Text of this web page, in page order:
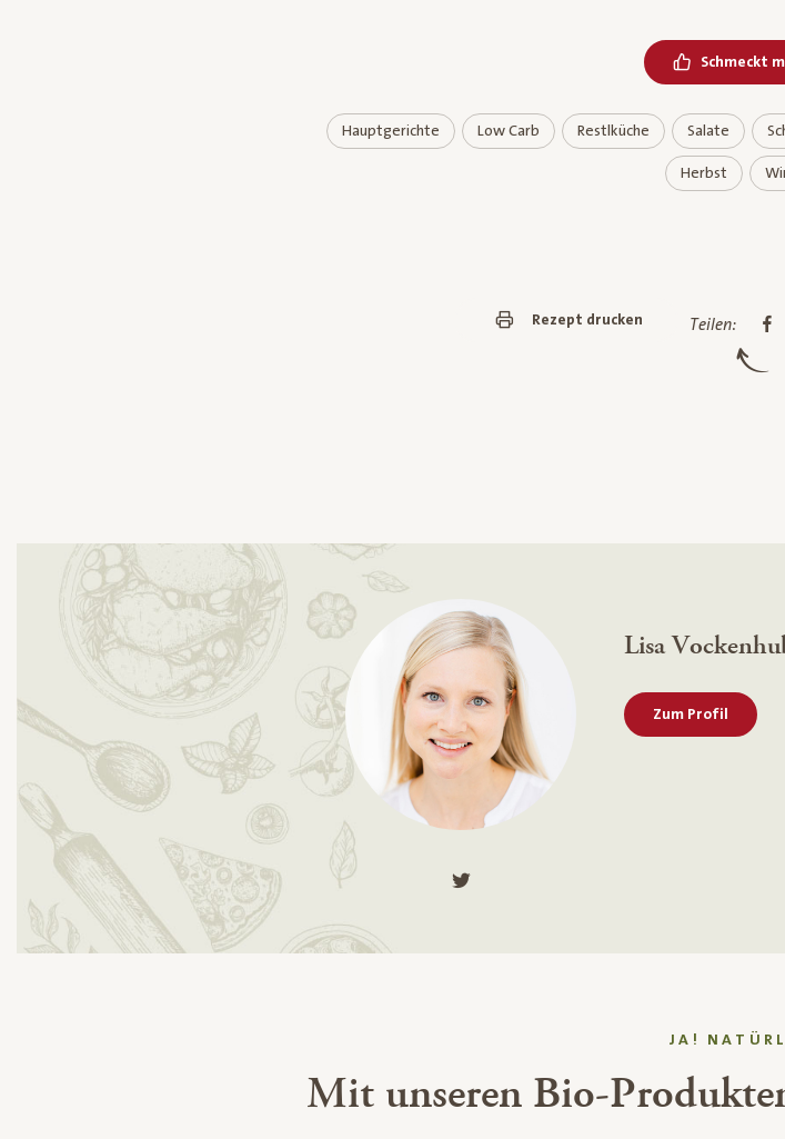
Schmeckt
Hauptgerichte Low Carb Restlküche Salate
Herbst
Rezept drucken Teilen:
Lisa
Zum Profil
JA!
Mit unseren Bio-